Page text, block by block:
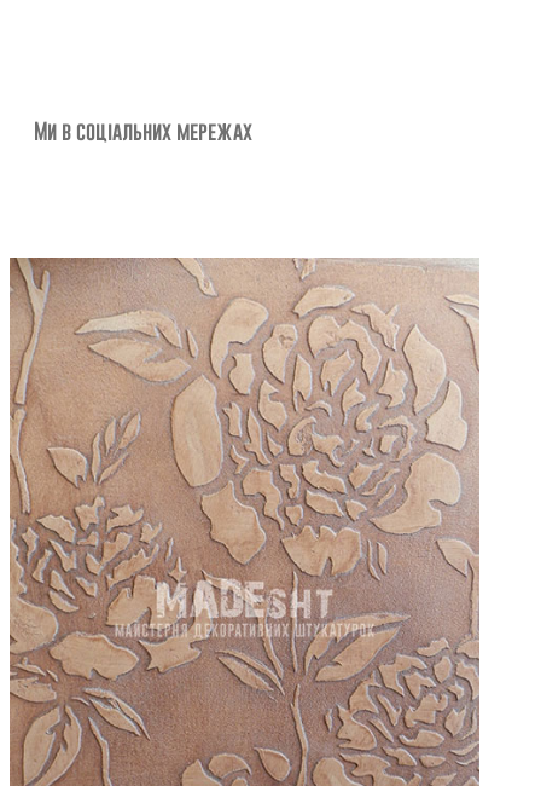
Ми в соціальних мережах